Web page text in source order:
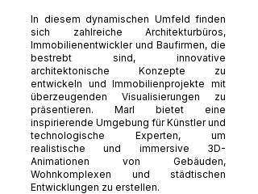
In diesem dynamischen Umfeld finden
sich zahlreiche Architekturbüros,
Immobilienentwickler und Baufirmen, die
bestrebt sind, innovative
architektonische Konzepte zu
entwickeln und Immobilienprojekte mit
überzeugenden Visualisierungen zu
präsentieren. Marl bietet eine
inspirierende Umgebung für Künstler und
technologische Experten, um
realistische und immersive 3D-
Animationen von Gebäuden,
Wohnkomplexen und städtischen
Entwicklungen zu erstellen.